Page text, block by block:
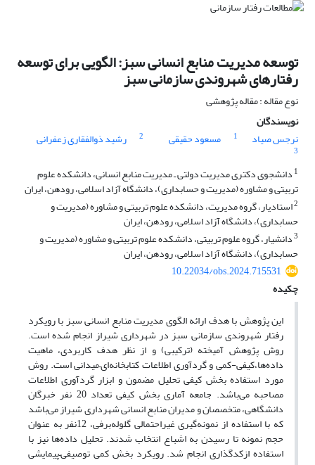
توسعه مدیریت منابع انسانی سبز: الگویی برای توسعه
رفتارهای شهروندی سازمانی سبز
نوع مقاله : مقاله پژوهشی
نویسندگان
نرجس صیاد
1 مسعود حقیقی 2 رشید ذوالفقاری زعفرانی
3
1 دانشجوی دکتری مدیریت دولتی ـ مدیریت منابع انسانی، دانشکده علوم
تربیتی و مشاوره (مدیریت و حسابداری)، دانشگاه آزاد اسلامی، رودهن، ایران
2استادیار، گروه مدیریت، دانشکده علوم تربیتی و مشاوره (مدیریت و
حسابداری)، دانشگاه آزاد اسلامی، رودهن، ایران
3دانشیار، گروه علوم تربیتی، دانشکده علوم تربیتی و مشاوره (مدیریت و
حسابداری)، دانشگاه آزاد اسلامی، رودهن، ایران
10.22034/obs.2024.715531
چکیده
این پژوهش با هدف ارائه الگوی مدیریت منابع انسانی سبز با رویکرد
رفتار شهروندی سازمانی سبز در شهرداری شیراز انجام شده است.
روش پژوهش آمیخته (ترکیبی) و از نظر هدف کاربردی، ماهیت
داده‌ها،کیفی-کمی و گردآوری اطلاعات کتابخانه‌ای–میدانی است. روش
مورد استفاده بخش کیفی تحلیل مضمون و ابزار گردآوری اطلاعات
مصاحبه می‌باشد. جامعه آماری بخش کیفی تعداد 20 نفر خبرگان
دانشگاهی، متخصصان و مدیران منابع انسانی شهرداری شیراز می‌باشد
که با استفاده از نمونه‌گیری غیراحتمالی گلوله‌‌برفی، 12نفر به عنوان
حجم نمونه تا رسیدن به اشباع انتخاب شدند. تحلیل داده‌ها نیز با
استفاده ازکدگذاری انجام شد. رویکرد بخش کمی توصیفی–پیمایشی